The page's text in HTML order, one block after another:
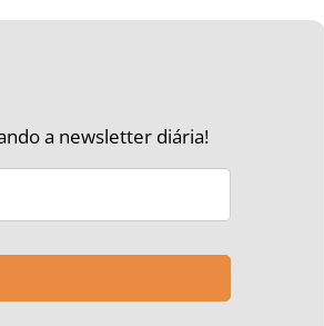
a newsletter diária!